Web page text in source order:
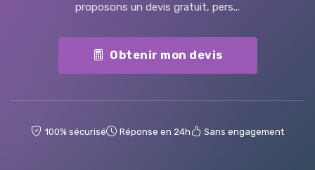
proposons un devis gratuit, pers...
Obtenir mon devis
100% sécurisé Réponse en 24h Sans engagement